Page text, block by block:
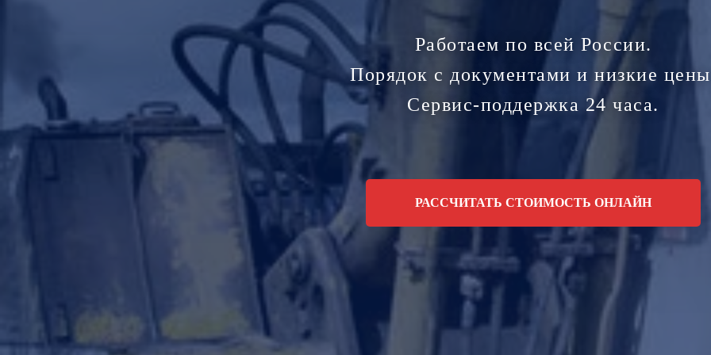
Работаем по всей России.
Порядок с документами и низкие
Сервис-поддержка 24 часа.
РАССЧИТАТЬ СТОИМОСТЬ ОНЛАЙН